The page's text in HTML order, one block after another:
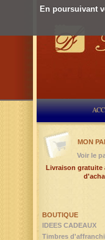
En poursuivant
BOUTIQUE
IDEES CADEAUX
Timbres
MON
Voir le
Livraison gratuite